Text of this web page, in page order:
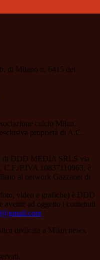
di Milano n. 6415 del
calcio Milan.
proprietà di A.C.
di DDD MEDIA SRLS via
P.IVA 10837110963, è
al network Gazzanet di
video e grafiche) è DDD
ad oggetto i contenuti
dedicata a Milan news,